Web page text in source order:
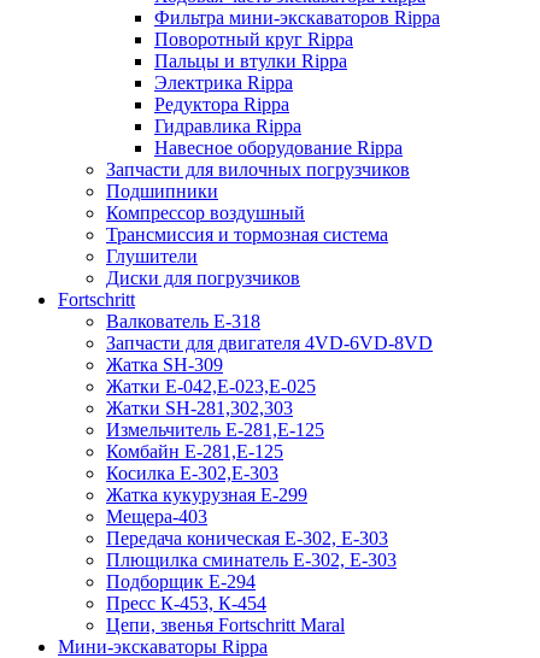
Фильтра мини-экскаваторов Rippa
Поворотный круг Rippa
Пальцы и втулки Rippa
Электрика Rippa
Редуктора Rippa
Гидравлика Rippa
Навесное оборудование Rippa
Запчасти для вилочных погрузчиков
Подшипники
Компрессор воздушный
Трансмиссия и тормозная система
Глушители
Диски для погрузчиков
Fortschritt
Валкователь Е-318
Запчасти для двигателя 4VD-6VD-8VD
Жатка SH-309
Жатки Е-042,Е-023,Е-025
Жатки SH-281,302,303
Измельчитель Е-281,Е-125
Комбайн Е-281,Е-125
Косилка Е-302,Е-303
Жатка кукурузная Е-299
Мещера-403
Передача коническая Е-302, Е-303
Плющилка сминатель Е-302, Е-303
Подборщик Е-294
Пресс К-453, К-454
Цепи, звенья Fortschritt Maral
Мини-экскаваторы Rippa